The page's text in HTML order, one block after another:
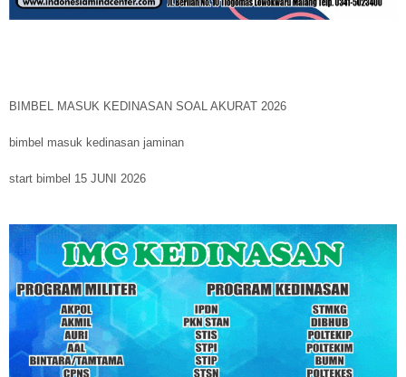
BIMBEL MASUK KEDINASAN SOAL AKURAT 2026
bimbel masuk kedinasan jaminan
start bimbel 15 JUNI 2026